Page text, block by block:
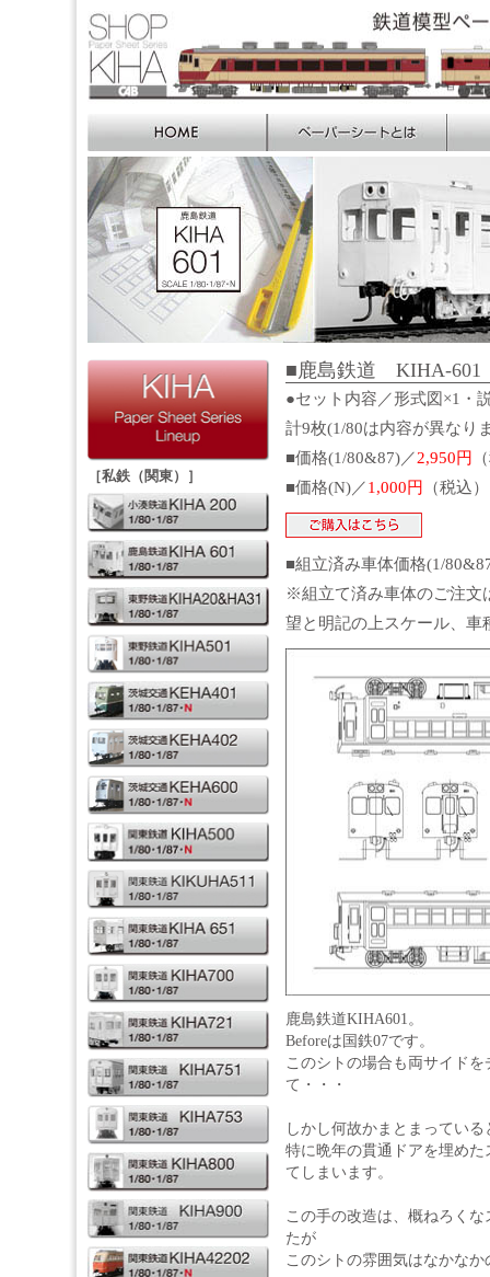
■鹿島鉄道 KIHA-601
●セット内容／形式図×1
計9枚(1/80は内容が異なり
■価格(1/80&87)／2,950円
■価格(N)／1,000円 （税込
■組立済み車体価格(1/
※組立て済み車体のご注文
望と明記の上スケール、車
鹿島鉄道KIHA601。
Beforeは国鉄07です。
このシトの場合も両サイド
て・・・
しかし何故かまとまってい
特に晩年の貫通ドアを埋め
てしまいます。
この手の改造は、概ねろく
たが
このシトの雰囲気はなかな
［私鉄（関東）］